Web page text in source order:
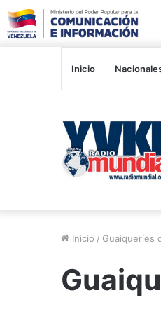
Inicio
Inicio / Guaiqueríes